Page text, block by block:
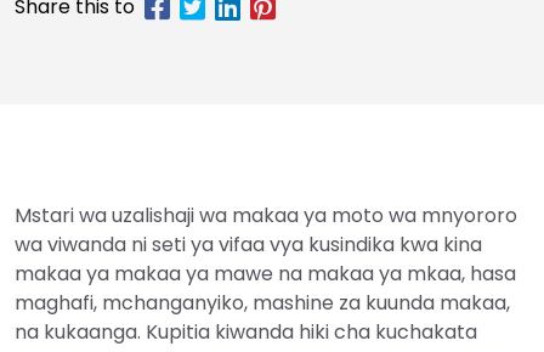
Mstari wa uzalishaji wa makaa ya moto wa mnyororo
wa viwanda ni seti ya vifaa vya kusindika kwa kina
makaa ya makaa ya mawe na makaa ya mkaa, hasa
maghafi, mchanganyiko, mashine za kuunda makaa,
na kukaanga. Kupitia kiwanda hiki cha kuchakata